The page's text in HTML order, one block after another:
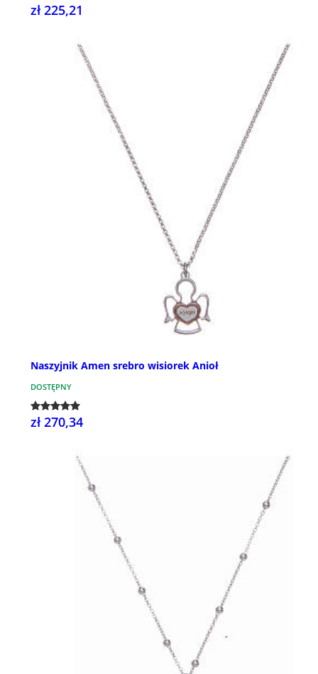
zł 225,21
Naszyjnik Amen srebro wisiorek Anioł
DOSTĘPNY
zł 270,34